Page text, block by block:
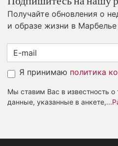
Получайте обновления о
и образе жизни в Марбелье
Я принимаю политика
Мы ставим Вас в известность о
данные, указанные в анкете,